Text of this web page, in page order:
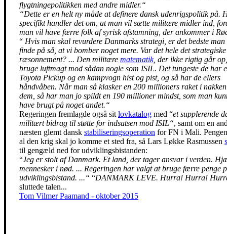
flygtningepolitikken med andre midler.“
“Dette er en helt ny måde at definere dansk udenrigspolitik på.
specifikt handler det om, at man vil sætte militære midler ind,
man vil have færre folk af syrisk afstamning, der ankommer i
“ Hvis man skal revurdere Danmarks strategi, er det bedste man
finde på så, at vi bomber noget mere. Var det hele det strategiske
ræsonnement? ... Den militære matematik, der ikke rigtig går
bruge luftmagt mod sådan nogle som ISIL. Det tungeste de har
Toyota Pickup og en kampvogn hist og pist, og så har de ellers
håndvåben. Når man så klasker en 200 millioners raket i
dem, så har man jo spildt en 190 millioner mindst, som man
have brugt på noget andet.“
Regeringen fremlagde også sit lovkatalog med “et supplerende
militært bidrag til støtte for indsatsen mod ISIL“, samt om en
næsten glemt dansk stabiliseringsoperation for FN i Mali.
al den krig skal jo komme et sted fra, så Lars Løkke Rasmussen
til gengæld ned for udviklingsbistanden:
“Jeg er stolt af Danmark. Et land, der tager ansvar i verden.
mennesker i nød. ... Regeringen har valgt at bruge færre penge
udviklingsbistand. ...“ “DANMARK LEVE. Hurra! Hurra!
sluttede talen...
Tom Vilmer Paamand - oktober 2015